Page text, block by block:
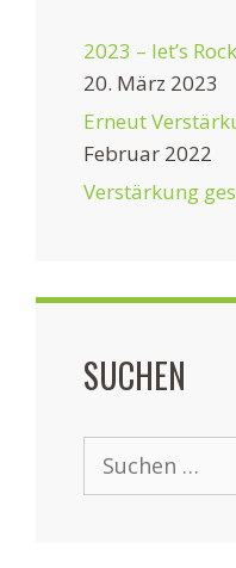
2023 – let’s
20. März 2023
Erneut
Februar 2022
Verstärkung
SUCHEN
Suchen